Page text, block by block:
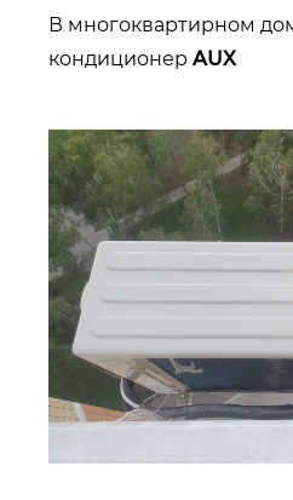
В многоквартирном
кондиционер AUX